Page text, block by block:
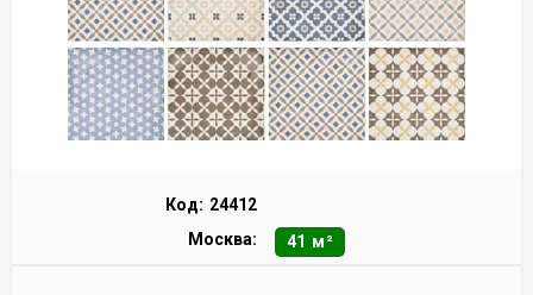
Код: 24412
Москва:
41 м²